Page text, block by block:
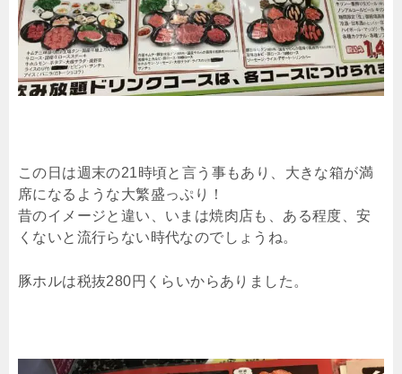
この日は週末の21時頃と言う事もあり、大きな箱が満
席になるような大繁盛っぷり！
昔のイメージと違い、いまは焼肉店も、ある程度、安
くないと流行らない時代なのでしょうね。
豚ホルは税抜280円くらいからありました。